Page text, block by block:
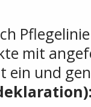
mit
ein und